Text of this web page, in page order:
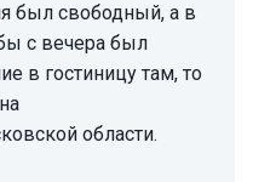
был свободный, а в
с вечера был
в гостиницу там, то
области.